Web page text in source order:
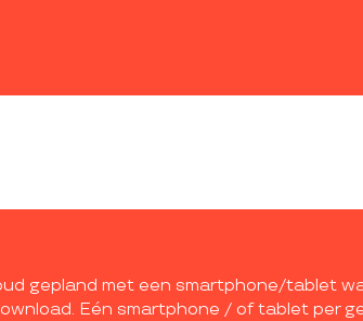
gepland met een smartphone/tablet
Eén smartphone / of tablet per